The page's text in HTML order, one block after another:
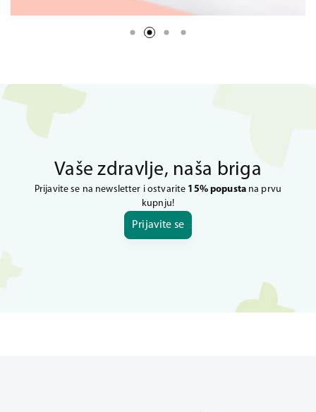
Vaše zdravlje, naša briga
Prijavite se na newsletter i ostvarite 15% popustana prvu
kupnju!
Prijavite se